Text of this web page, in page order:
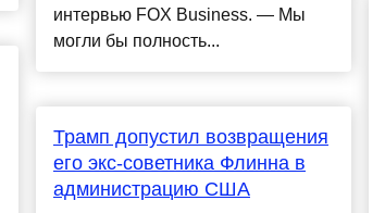
интервью FOX Business. — Мы
могли бы полность...
Трамп допустил возвращения
его экс-советника Флинна в
администрацию CША